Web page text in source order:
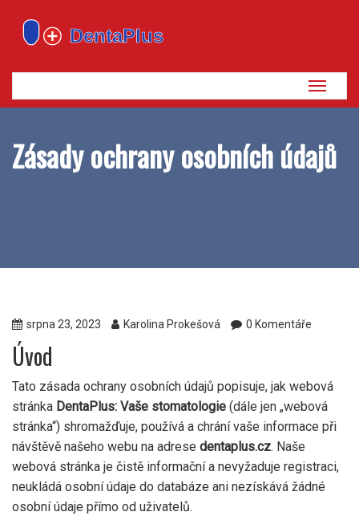
Zobrazit
navigaci
Zásady ochrany osobních údajů
srpna 23, 2023 Karolina Prokešová 0 Komentáře
Úvod
Tato zásada ochrany osobních údajů popisuje, jak webová
stránka DentaPlus: Vaše stomatologie (dále jen „webová
stránka“) shromažďuje, používá a chrání vaše informace při
návštěvě našeho webu na adrese dentaplus.cz. Naše
webová stránka je čistě informační a nevyžaduje registraci,
neukládá osobní údaje do databáze ani nezískává žádné
osobní údaje přímo od uživatelů.